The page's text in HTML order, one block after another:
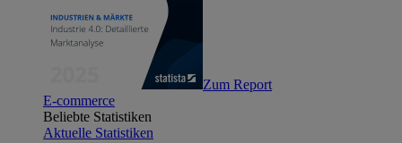
Zum Report
E-commerce
Beliebte Statistiken
Aktuelle Statistiken